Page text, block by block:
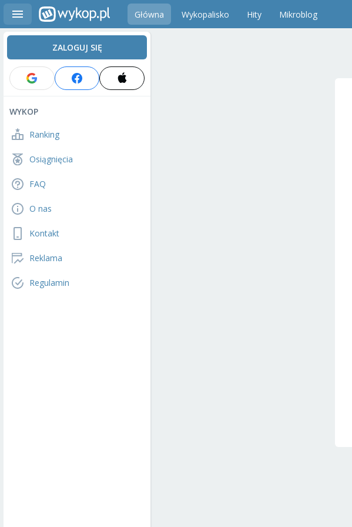
Główna Wykopalisko Hity Mikroblog
ZALOGUJ SIĘ
WYKOP
Ranking
Osiągnięcia
FAQ
O nas
Kontakt
Reklama
Regulamin